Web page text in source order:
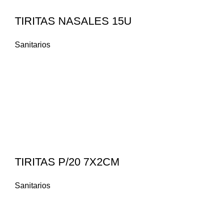
TIRITAS NASALES 15U
Sanitarios
TIRITAS P/20 7X2CM
Sanitarios